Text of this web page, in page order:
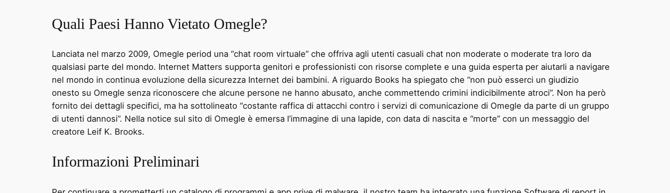
Quali Paesi Hanno Vietato Omegle?
Lanciata nel marzo 2009, Omegle period una “chat room virtuale” che offriva agli utenti casuali chat non moderate o moderate tra loro da
qualsiasi parte del mondo. Internet Matters supporta genitori e professionisti con risorse complete e una guida esperta per aiutarli a navigare
nel mondo in continua evoluzione della sicurezza Internet dei bambini. A riguardo Books ha spiegato che “non può esserci un giudizio
onesto su Omegle senza riconoscere che alcune persone ne hanno abusato, anche commettendo crimini indicibilmente atroci”. Non ha però
fornito dei dettagli specifici, ma ha sottolineato “costante raffica di attacchi contro i servizi di comunicazione di Omegle da parte di un gruppo
di utenti dannosi”. Nella notice sul sito di Omegle è emersa l’immagine di una lapide, con data di nascita e “morte” con un messaggio del
creatore Leif K. Brooks.
Informazioni Preliminari